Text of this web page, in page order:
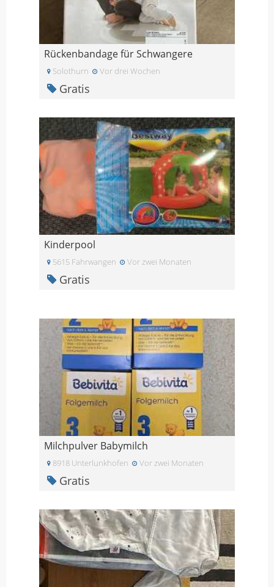
Rückenbandage für Schwangere
Solothurn Vor drei Wochen
Gratis
Kinderpool
5615 Fahrwangen Vor zwei Monaten
Gratis
Milchpulver Babymilch
8918 Unterlunkhofen Vor zwei Monaten
Gratis